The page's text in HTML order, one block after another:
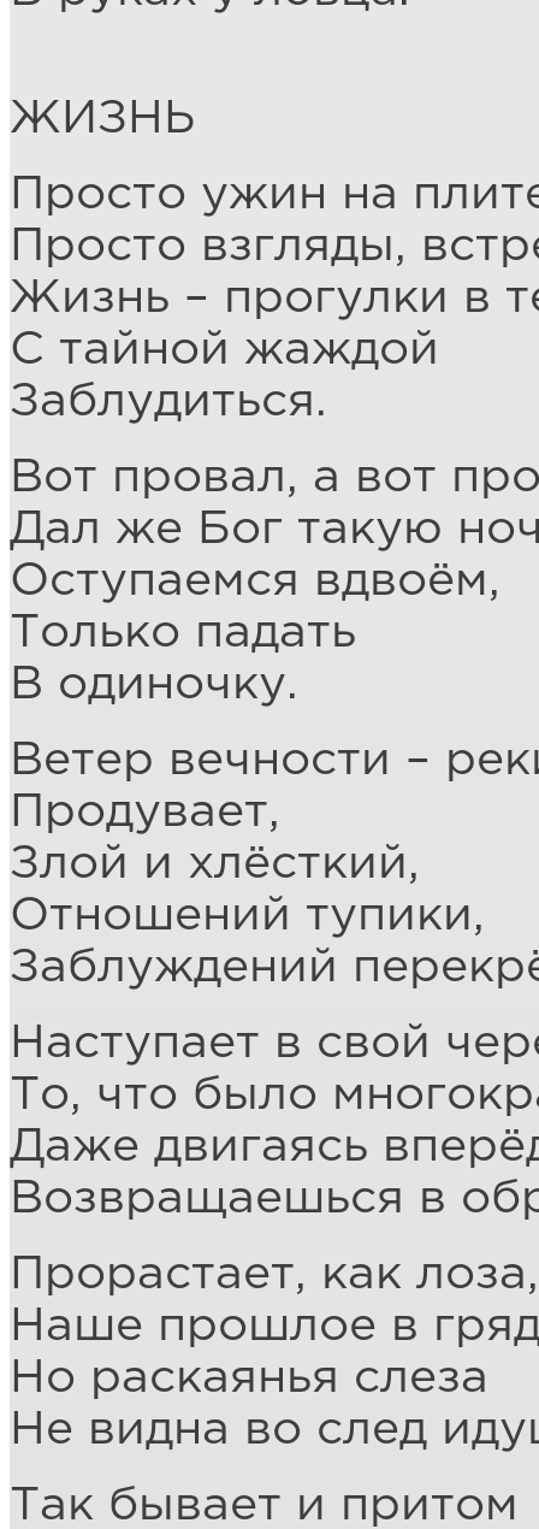
ЖИЗНЬ
Просто ужин на
Просто взгляды,
Жизнь – прогулки в
С тайной жаждой
Заблудиться.
Вот провал, а вот
Дал же Бог такую
Оступаемся вдвоём,
Только падать
В одиночку.
Ветер вечности –
Продувает,
Злой и хлёсткий,
Отношений тупики,
Заблуждений
Наступает в свой
То, что было
Даже двигаясь
Возвращаешься в
Прорастает, как лоза,
Наше прошлое в
Но раскаянья слеза
Не видна во след
Так бывает и притом